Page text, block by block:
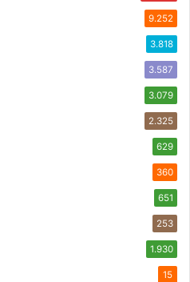
9.252
3.818
3.587
3.079
2.325
629
360
651
253
1.930
15